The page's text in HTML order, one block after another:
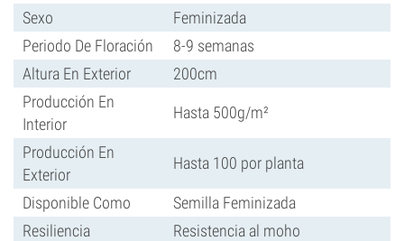
Sexo
Feminizada
Periodo De Floración
8-9 semanas
Altura En Exterior
200cm
Producción En
Interior
Hasta 500g/m²
Producción En
Exterior
Hasta 100 por planta
Disponible Como
Semilla Feminizada
Resiliencia
Resistencia al moho